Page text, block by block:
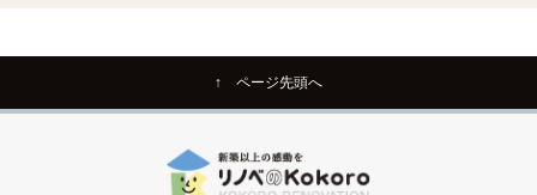
↑ ページ先頭へ